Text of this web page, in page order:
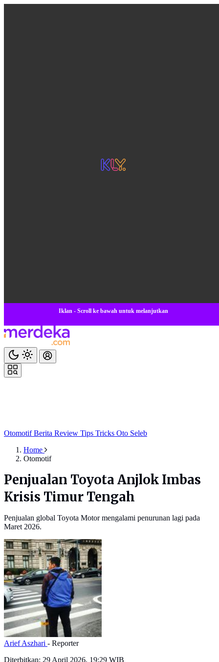
Iklan - Scroll ke bawah untuk melanjutkan
OtomotifBerita Review Tips Tricks Oto Seleb
Home
Otomotif
Penjualan Toyota Anjlok Imbas
Krisis Timur Tengah
Penjualan global Toyota Motor mengalami penurunan lagi pada
Maret 2026.
Arief Aszhari - Reporter
Diterbitkan: 29 April 2026, 19:29 WIB